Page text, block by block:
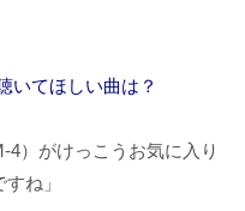
てほしい曲は？
4）がけっこうお気に入り
ね」